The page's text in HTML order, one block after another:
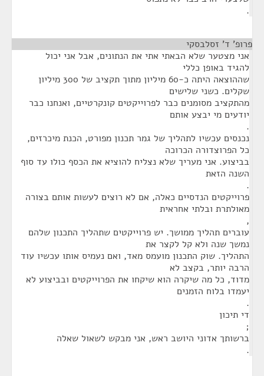
.
פרופ' ד' זסלבסקי
אני מצטער שלא הבאתי אתי את הנתונים, אבל אני יכול
להגיד באופן כללי
שההוצאה היתה כ-60 מיליון מתוך תקציב של 300 מיליון
שקלים. כשני שלישים
מהתקציב מסומנים כבר לפרוייקטים קונקרטיים, ואנחנו כבר
יודעים מי יבצע אותם
.
נכנסים עכשיו לתהליך של גמר תכנון מפורט, הכנת מיכרזים,
כל הפרוצדורה הכרוכה
בביצוע. אני מעריך שלא נצליח להוציא את הכסף כולו עד סוף
השנה הזאת
.
פרוייקטים הנדסיים כאלה, אם לא רוצים לעשות אותם בצורה
מאולתרת ובלתי אחראית
,
עוברים תהליך ממושך. יש פרוייקטים שתהליך התכנון שלהם
נמשך שנה ולא קל לקצר את
התהליך. שוק התכנון מועמס מאד, ואם נעמיס אותו עכשיו עוד
הרבה יותר, בקצב לא
מדוד, כל מה שיקרה הוא שיקחו את הפרוייקטים ובביצוע לא
יעמדו בלוח הזמנים
.
די תיכון
;
ברשותך אדוני היושב ראש, אני מבקש לשאול שאלה
.